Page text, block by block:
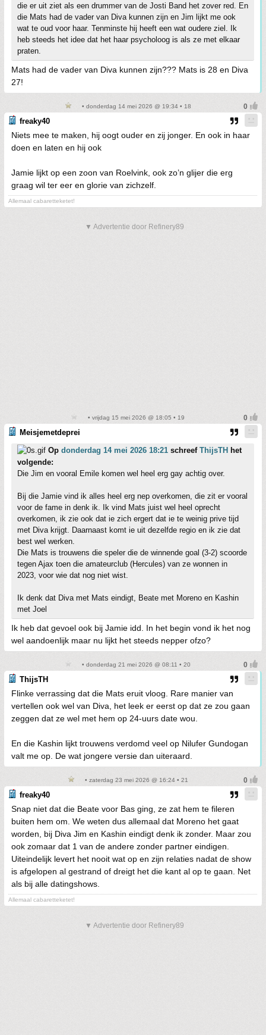
die er uit ziet als een drummer van de Josti Band het zover red. En
die Mats had de vader van Diva kunnen zijn en Jim lijkt me ook
wat te oud voor haar. Tenminste hij heeft een wat oudere ziel. Ik
heb steeds het idee dat het haar psycholoog is als ze met elkaar
praten.
Mats had de vader van Diva kunnen zijn??? Mats is 28 en Diva
27!
• donderdag 14 mei 2026 @ 19:34 • 18
freaky40
Niets mee te maken, hij oogt ouder en zij jonger. En ook in haar
doen en laten en hij ook
Jamie lijkt op een zoon van Roelvink, ook zo’n glijer die erg
graag wil ter eer en glorie van zichzelf.
Allemaal cabaretteketet!
▼ Advertentie door Refinery89
• vrijdag 15 mei 2026 @ 18:05 • 19
Meisjemetdeprei
Op donderdag 14 mei 2026 18:21 schreef ThijsTH het
volgende:
Die Jim en vooral Emile komen wel heel erg gay achtig over.
Bij die Jamie vind ik alles heel erg nep overkomen, die zit er vooral
voor de fame in denk ik. Ik vind Mats juist wel heel oprecht
overkomen, ik zie ook dat ie zich ergert dat ie te weinig prive tijd
met Diva krijgt. Daarnaast komt ie uit dezelfde regio en ik zie dat
best wel werken.
Die Mats is trouwens die speler die de winnende goal (3-2) scoorde
tegen Ajax toen die amateurclub (Hercules) van ze wonnen in
2023, voor wie dat nog niet wist.
Ik denk dat Diva met Mats eindigt, Beate met Moreno en Kashin
met Joel
Ik heb dat gevoel ook bij Jamie idd. In het begin vond ik het nog
wel aandoenlijk maar nu lijkt het steeds nepper ofzo?
• donderdag 21 mei 2026 @ 08:11 • 20
ThijsTH
Flinke verrassing dat die Mats eruit vloog. Rare manier van
vertellen ook wel van Diva, het leek er eerst op dat ze zou gaan
zeggen dat ze wel met hem op 24-uurs date wou.
En die Kashin lijkt trouwens verdomd veel op Nilufer Gundogan
valt me op. De wat jongere versie dan uiteraard.
• zaterdag 23 mei 2026 @ 16:24 • 21
freaky40
Snap niet dat die Beate voor Bas ging, ze zat hem te fileren
buiten hem om. We weten dus allemaal dat Moreno het gaat
worden, bij Diva Jim en Kashin eindigt denk ik zonder. Maar zou
ook zomaar dat 1 van de andere zonder partner eindigen.
Uiteindelijk levert het nooit wat op en zijn relaties nadat de show
is afgelopen al gestrand of dreigt het die kant al op te gaan. Net
als bij alle datingshows.
Allemaal cabaretteketet!
▼ Advertentie door Refinery89